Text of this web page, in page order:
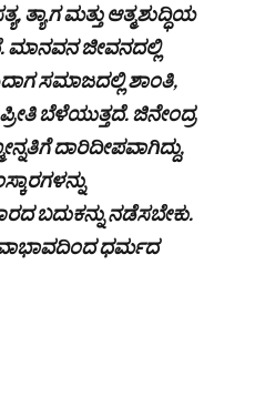
ತ್ಯಾಗ ಮತ್ತು ಆತ್ಮಶುದ್ಧಿಯ
ಮಾನವನ ಜೀವನದಲ್ಲಿ
ಸಮಾಜದಲ್ಲಿ ಶಾಂತಿ,
ಬೆಳೆಯುತ್ತದೆ. ಜಿನೇಂದ್ರ
ದಾರಿದೀಪವಾಗಿದ್ದು,
ಬದುಕನ್ನು ನಡೆಸಬೇಕು.
ಧರ್ಮದ